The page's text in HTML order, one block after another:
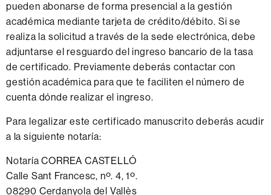
pueden abonarse de forma presencial a la gestión
académica mediante tarjeta de crédito/débito. Si se
realiza la solicitud a través de la sede electrónica, debe
adjuntarse el resguardo del ingreso bancario de la tasa
de certificado. Previamente deberás contactar con
gestión académica para que te faciliten el número de
cuenta dónde realizar el ingreso.
Para legalizar este certificado manuscrito deberás acudir
a la siguiente notaría:
Notaría CORREA CASTELLÓ
Calle Sant Francesc, nº. 4, 1º.
08290 Cerdanyola del Vallès